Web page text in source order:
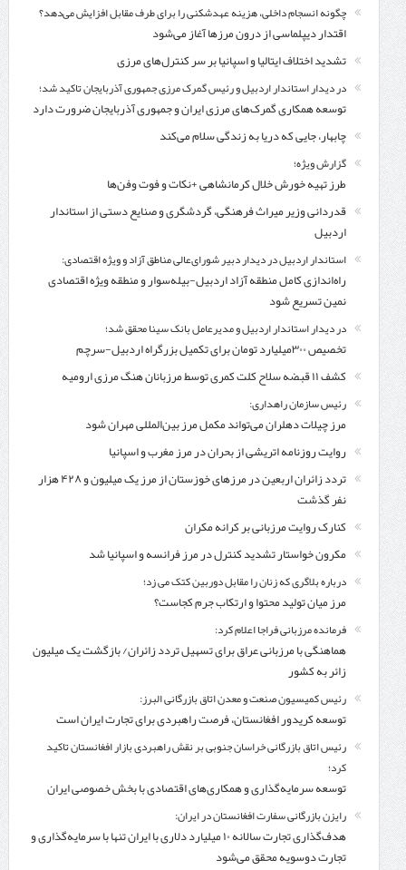
چگونه انسجام داخلی، هزینه عهدشکنی را برای طرف مقابل افزایش می‌دهد؟
اقتدار دیپلماسی از درون مرزها آغاز می‌شود
تشدید اختلاف ایتالیا و اسپانیا بر سر کنترل‌های مرزی
در دیدار استاندار اردبیل و رئیس گمرک مرزی جمهوری آذربایجان تاکید شد؛
توسعه همکاری گمرک‌های مرزی ایران و جمهوری آذربایجان ضرورت دارد
چابهار، جایی که دریا به زندگی سلام می‌کند
گزارش ویژه؛
طرز تهیه خورش خلال کرمانشاهی +نکات و فوت وفن‌ها
قدردانی وزیر میراث فرهنگی، گردشگری و صنایع دستی از استاندار
اردبیل
استاندار اردبیل در دیدار دبیر شورای‌عالی مناطق آزاد و ویژه اقتصادی:
راه‌اندازی کامل منطقه آزاد اردبیل-بیله‌سوار و منطقه ویژه اقتصادی
نمین تسریع شود
در دیدار استاندار اردبیل و مدیرعامل بانک سینا محقق شد؛
تخصیص ۳۰۰میلیارد تومان برای تکمیل بزرگراه اردبیل-سرچم
کشف ۱۱ قبضه سلاح کلت کمری توسط مرزبانان هنگ مرزی ارومیه
رئیس سازمان راهداری:
مرز چیلات دهلران می‌تواند مکمل مرز بین‌المللی مهران شود
روایت روزنامه اتریشی از بحران در مرز مغرب و اسپانیا
تردد زائران اربعین در مرزهای خوزستان از مرز یک میلیون و ۴۲۸ هزار
نفر گذشت
کنارک روایت مرزبانی بر کرانه مکران
مکرون خواستار تشدید کنترل‌ در مرز فرانسه و اسپانیا شد
درباره بلاگری که زنان را مقابل دوربین کتک می زد؛
مرز میان تولید محتوا و ارتکاب جرم کجاست؟
فرمانده مرزبانی فراجا اعلام کرد:
هماهنگی با مرزبانی عراق برای تسهیل تردد زائران/ بازگشت یک میلیون
زائر به کشور
رئیس کمیسیون صنعت و معدن اتاق بازرگانی البرز:
توسعه کریدور افغانستان، فرصت راهبردی برای تجارت ایران است
رئیس اتاق بازرگانی خراسان جنوبی بر نقش راهبردی بازار افغانستان تاکید
کرد؛
توسعه سرمایه‌گذاری و همکاری‌های اقتصادی با بخش خصوصی ایران
رایزن بازرگانی سفارت افغانستان در ایران:
هدف‌گذاری تجارت سالانه ۱۰ میلیارد دلاری با ایران تنها با سرمایه‌گذاری و
تجارت دوسویه محقق می‌شود